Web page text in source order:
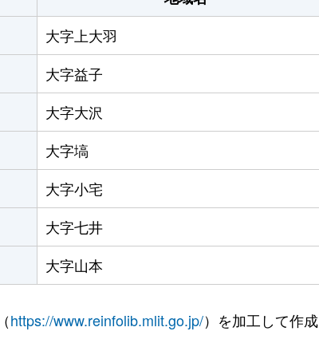
大字上大羽
大字益子
大字大沢
大字塙
大字小宅
大字七井
大字山本
https://www.reinfolib.mlit.go.jp/）を加工して作成